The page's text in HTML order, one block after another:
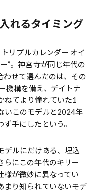
れるタイミング
リプルカレンダー オイ
”。神宮寺が同じ年代の
わせて選んだのは、その
機構を備え、デイトナ
ねてより憧れていた1
いこのモデルと2024年
手にしたという。
デルにだけある、埋込
らにこの年代のキリー
様が微妙に異なってい
まり知られていないモデ